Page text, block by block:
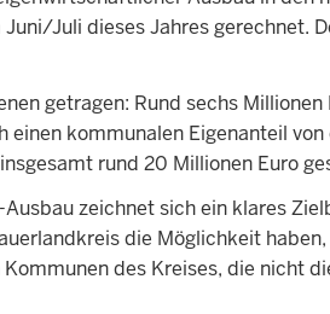
Juli dieses Jahres gerechnet.
getragen: Rund sechs
einen kommunalen Eigenanteil
rund 20 Millionen Euro
zeichnet sich ein klares
die Möglichkeit
des Kreises, die nicht